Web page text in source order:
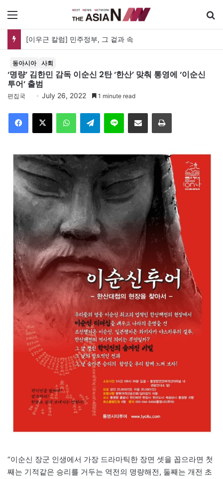
[이우근 칼럼] 민주정부, 그 겉과 속
동아시아 사회
‘명량’ 김한민 감독 이순신 2탄 ‘한산’ 맞춰 통영에 ‘이순신
투어’ 출범
편집국 July 26, 2022 1 minute read
Telegram 이메일
“이순신 장군 인생에서 가장 드라마틱한 장면 셋을 꼽으라면 첫
째는 기적같은 승리를 거두는 역전의 명량해전, 둘째는 개전 초